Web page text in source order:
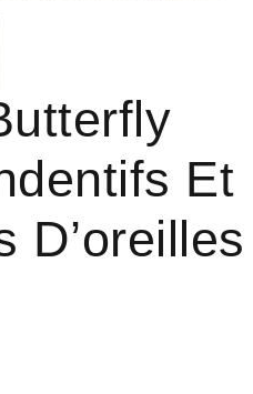
Et
D’oreilles